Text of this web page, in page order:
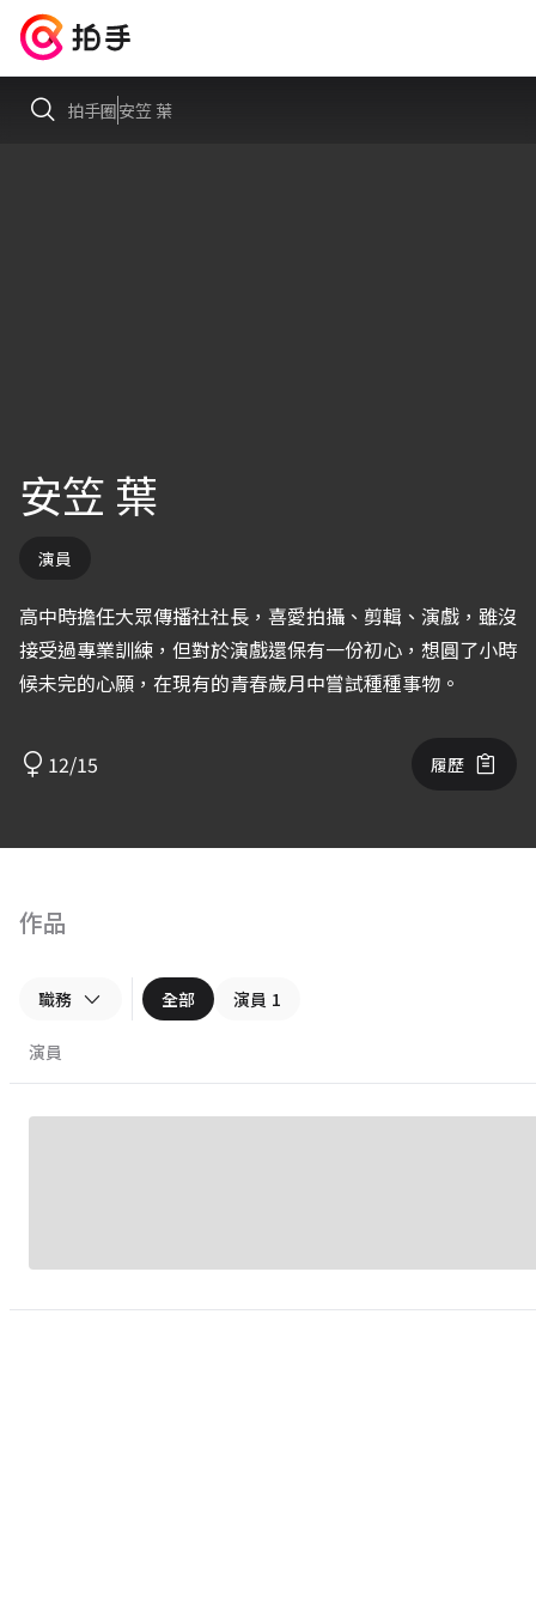
拍手圈安笠 葉
安笠 葉
演員
高中時擔任大眾傳播社社長，喜愛拍攝、剪輯、演戲，雖沒
接受過專業訓練，但對於演戲還保有一份初心，想圓了小時
候未完的心願，在現有的青春歲月中嘗試種種事物。
12/15 履歷
作品
職務 全部 演員 1
演員